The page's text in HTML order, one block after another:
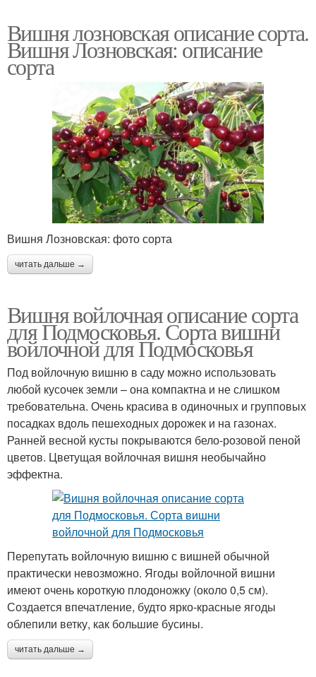
Вишня лозновская описание сорта.
Вишня Лозновская: описание
сорта
Вишня Лозновская: фото сорта
читать дальше →
Вишня войлочная описание сорта
для Подмосковья. Сорта вишни
войлочной для Подмосковья
Под войлочную вишню в саду можно использовать
любой кусочек земли – она компактна и не слишком
требовательна. Очень красива в одиночных и групповых
посадках вдоль пешеходных дорожек и на газонах.
Ранней весной кусты покрываются бело-розовой пеной
цветов. Цветущая войлочная вишня необычайно
эффектна.
Перепутать войлочную вишню с вишней обычной
практически невозможно. Ягоды войлочной вишни
имеют очень короткую плодоножку (около 0,5 см).
Создается впечатление, будто ярко-красные ягоды
облепили ветку, как большие бусины.
читать дальше →